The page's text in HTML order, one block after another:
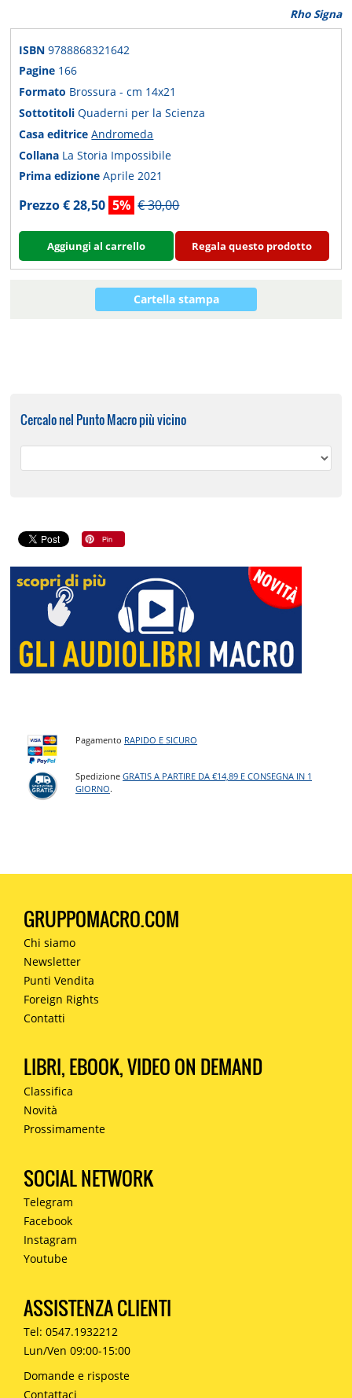
Rho Signa
ISBN9788868321642
Pagine 166
Formato Brossura - cm 14x21
SottotitoliQuaderni per la Scienza
Casa editriceAndromeda
Collana La Storia Impossibile
Prima edizioneAprile 2021
Prezzo € 28,50 5% € 30,00
Aggiungi al carrello Regala questo prodotto
Cartella stampa
Cercalo nel Punto Macro più vicino
Pagamento RAPIDO E SICURO
SpedizioneGRATIS A PARTIRE DA €14,89 E CONSEGNA IN 1
GIORNO.
GRUPPOMACRO.COM
Chi siamo
Newsletter
Punti Vendita
Foreign Rights
Contatti
LIBRI, EBOOK, VIDEO ON DEMAND
Classifica
Novità
Prossimamente
SOCIAL NETWORK
Telegram
Facebook
Instagram
Youtube
ASSISTENZA CLIENTI
Tel: 0547.1932212
Lun/Ven 09:00-15:00
Domande e risposte
Contattaci